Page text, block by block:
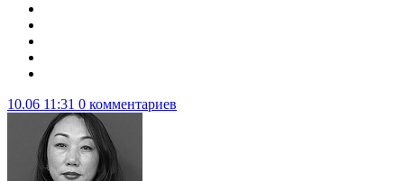
10.06 11:31 0 комментариев